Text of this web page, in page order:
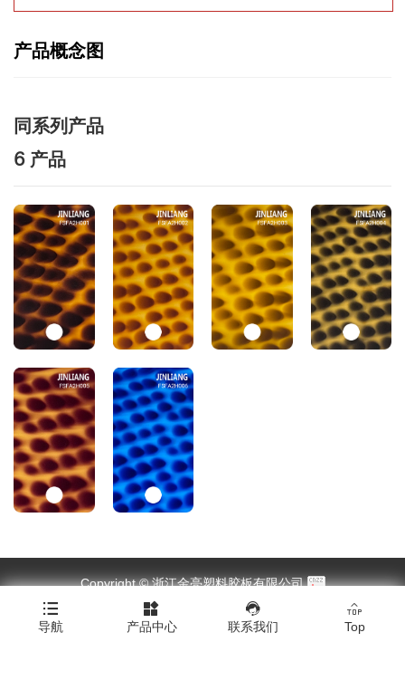
产品概念图
同系列产品
6 产品
Copyright © 浙江金亮塑料胶板有限公司
Click here to download all product images.| 技术支持：橙树网络
网站地图
XML

导航

产品中心

联系我们

Top